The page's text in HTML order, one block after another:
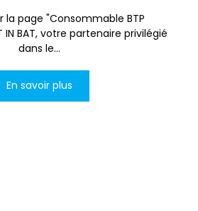
la page "Consommable BTP
IN BAT, votre partenaire privilégié
dans le...
En savoir plus